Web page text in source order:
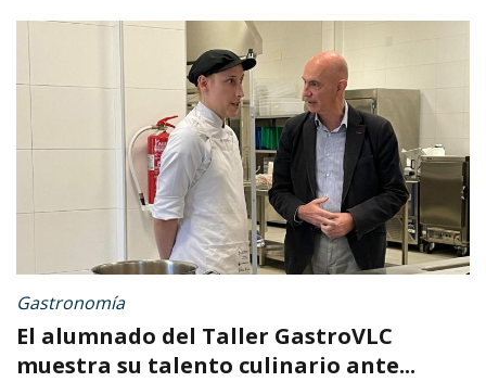
Gastronomía
El alumnado del Taller GastroVLC
muestra su talento culinario ante...